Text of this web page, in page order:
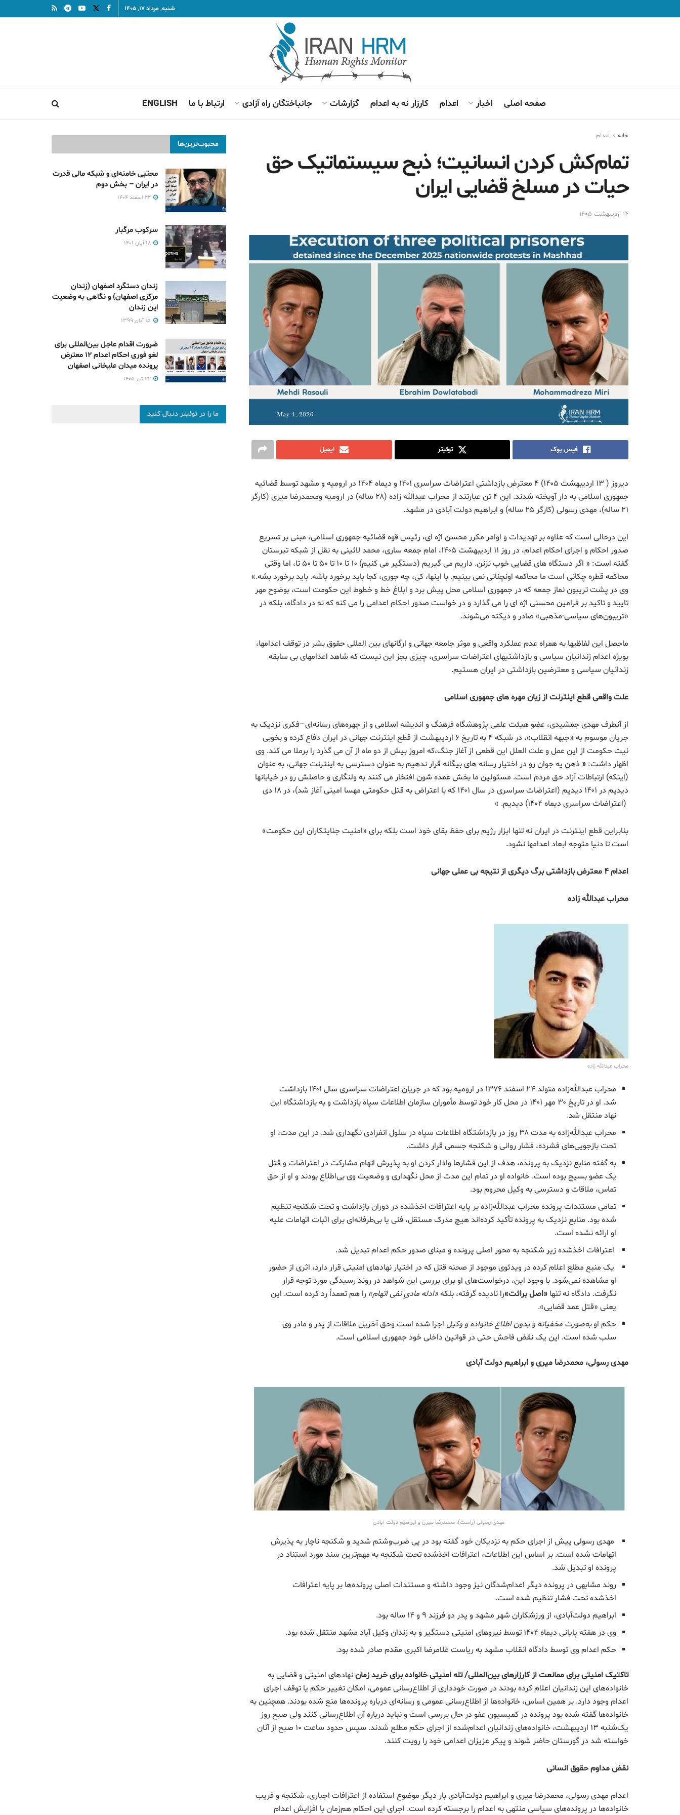
شنبه, مرداد ۱۷, ۱۴۰۵
صفحه اصلی اخبار اعدام کارزار نه به اعدام گزارشات جانباختگان راه آزادی ارتباط با ما ENGLISH
خانه اعدام
تمام‌کش کردن انسانیت؛ ذبح سیستماتیک حق
حیات در مسلخ قضایی ایران
۱۴ اردیبهشت ۱۴۰۵
فیس بوک توئیتر ایمیل
دیروز ( ۱۳ اردیبهشت ۱۴۰۵) ۴ معترض بازداشتی اعتراضات سراسری ۱۴۰۱ و دیماه ۱۴۰۴ در ارومیه و مشهد توسط قضائیه
جمهوری اسلامی به دار آویخته شدند. این ۴ تن عبارتند از محراب عبدالله زاده (۲۸ ساله) در ارومیه ومحمدرضا میری (کارگر
۲۱ ساله)، مهدی رسولی (کارگر ۲۵ ساله) و ابراهیم دولت آبادی در مشهد.
این درحالی است که علاوه بر تهدیدات و اوامر مکرر محسن اژه ای، رئیس قوه قضائیه جمهوری اسلامی، مبنی بر تسریع
صدور احکام و اجرای احکام اعدام، در روز ۱۱ اردیبهشت ۱۴۰۵، امام جمعه ساری، محمد لائینی به نقل از شبکه تبرستان
گفته است: « اگر دستگاه های قضایی خوب نزنن. داریم می گیریم (دستگیر می کنیم) ۱۰ تا ۱۰ تا ۵۰ تا ۵۰ تا، اما وقتی
محاکمه قطره چکانی است ما محاکمه اونچنانی نمی بینیم. با اینها، کی، چه جوری،‌ کجا باید برخورد باشه. باید برخورد بشه.»
وی در پشت تریبون نماز جمعه که در جمهوری اسلامی محل پیش برد و ابلاغ خط و خطوط این حکومت است، بوضوح مهر
تایید و تاکید بر فرامین محسنی اژه ای را می گذارد و در خواست صدور احکام اعدامی را می کنه که نه در دادگاه، بلکه در
«تریبون‌های سیاسی-مذهبی» صادر و دیکته می‌شوند.
ماحصل این لفاظیها به همراه عدم عملکرد واقعی و موثر جامعه جهانی و ارگانهای بین المللی حقوق بشر در توقف اعدامها،
بویژه اعدام زندانیان سیاسی و بازداشتیهای اعتراضات سراسری، چیزی بجز این نیست که شاهد اعدامهای بی سابقه
زندانیان سیاسی و معترضین بازداشتی در ایران هستیم.
علت واقعی قطع اینترنت از زبان مهره های جمهوری اسلامی
از آنطرف مهدی جمشیدی، عضو هیئت علمی پژوهشگاه فرهنگ و اندیشه اسلامی و از چهره‌های رسانه‌ای–فکری نزدیک به
جریان موسوم به «جبهه انقلاب»، در شبکه ۴ به تاریخ ۶ اردیبهشت از قطع اینترنت جهانی در ایران دفاع کرده و بخوبی
نیت حکومت از این عمل و علت العلل این قطعی از آغاز جنگ،که امروز بیش از دو ماه از آن می گذرد را برملا می کند. وی
اظهار داشت: « ذهن یه جوان رو در اختیار رسانه های بیگانه قرار ندهیم به عنوان دسترسی به اینترنت جهانی، به عنوان
(اینکه) ارتباطات آزاد حق مردم است. مسئولین ما بخش عمده شون افتخار می کنند به ولنگاری و حاصلش رو در خیابانها
دیدیم در ۱۴۰۱ دیدیم (اعتراضات سراسری در سال ۱۴۰۱ که با اعتراض به قتل حکومتی مهسا امینی آغاز شد)، در ۱۸ دی
(اعتراضات سراسری دیماه ۱۴۰۴) دیدیم. »
بنابراین قطع اینترنت در ایران نه تنها ابزار رژیم برای حفظ بقای خود است بلکه برای «امنیت جنایتکاران این حکومت»
است تا دنیا متوجه ابعاد اعدامها نشود.
اعدام ۴ معترض بازداشتی برگ دیگری از نتیجه بی عملی جهانی
محراب عبدالله زاده
محراب عبدالله زاده
محراب عبدالله‌زاده متولد ۲۴ اسفند ۱۳۷۶ در ارومیه بود که در جریان اعتراضات سراسری سال ۱۴۰۱ بازداشت
شد. او در تاریخ ۳۰ مهر ۱۴۰۱ در محل کار خود توسط مأموران سازمان اطلاعات سپاه بازداشت و به بازداشتگاه این
نهاد منتقل شد.
محراب عبدالله‌زاده به مدت ۳۸ روز در بازداشتگاه اطلاعات سپاه در سلول انفرادی نگهداری شد. در این مدت، او
تحت بازجویی‌های فشرده، فشار روانی و شکنجه جسمی قرار داشت.
به گفته منابع نزدیک به پرونده، هدف از این فشارها وادار کردن او به پذیرش اتهام مشارکت در اعتراضات و قتل
یک عضو بسیج بوده است. خانواده او در تمام این مدت از محل نگهداری و وضعیت وی بی‌اطلاع بودند و او از حق
تماس، ملاقات و دسترسی به وکیل محروم بود.
تمامی مستندات پرونده محراب عبدالله‌زاده بر پایه اعترافات اخذشده در دوران بازداشت و تحت شکنجه تنظیم
شده بود. منابع نزدیک به پرونده تأکید کرده‌اند هیچ مدرک مستقل، فنی یا بی‌طرفانه‌ای برای اثبات اتهامات علیه
او ارائه نشده است.
اعترافات اخذشده زیر شکنجه به محور اصلی پرونده و مبنای صدور حکم اعدام تبدیل شد.
یک منبع مطلع اعلام کرده در ویدئوی موجود از صحنه قتل که در اختیار نهادهای امنیتی قرار دارد، اثری از حضور
او مشاهده نمی‌شود. با وجود این، درخواست‌های او برای بررسی این شواهد در روند رسیدگی مورد توجه قرار
نگرفت. دادگاه نه تنها «اصل برائت»را نادیده گرفته، بلکه«ادله مادیِ نفی اتهام» را هم تعمداً رد کرده است. این
یعنی «قتل عمد قضایی».
حکم اوبه‌صورت مخفیانه و بدون اطلاع خانواده و وکیل اجرا شده است وحق آخرین ملاقات از پدر و مادر وی
سلب شده است. این یک نقض فاحش حتی در قوانین داخلی خود جمهوری اسلامی است.
مهدی رسولی، محمدرضا میری و ابراهیم دولت آبادی
مهدی رسولی (راست)، محمدرضا میری و ابراهیم دولت آبادی
مهدی رسولی پیش از اجرای حکم به نزدیکان خود گفته بود در پی ضرب‌وشتم شدید و شکنجه ناچار به پذیرش
اتهامات شده است. بر اساس این اطلاعات، اعترافات اخذشده تحت شکنجه به مهم‌ترین سند مورد استناد در
پرونده او تبدیل شد.
روند مشابهی در پرونده دیگر اعدام‌شدگان نیز وجود داشته و مستندات اصلی پرونده‌ها بر پایه اعترافات
اخذشده تحت فشار تنظیم شده است.
ابراهیم دولت‌آبادی، از ورزشکاران شهر مشهد و پدر دو فرزند ۹ و ۱۴ ساله بود.
وی در هفته پایانی دیماه ۱۴۰۴ توسط نیروهای امنیتی دستگیر و به زندان وکیل آباد مشهد منتقل شده بود.
حکم اعدام وی توسط دادگاه انقلاب مشهد به ریاست غلامرضا اکبری مقدم صادر شده بود.
تاکتیک امنیتی برای ممانعت از کارزارهای بین‌المللی/ تله امنیتیخانوادهبرای خرید زماننهادهای امنیتی و قضایی به
خانواده‌های این زندانیان اعلام کرده بودند در صورت خودداری از اطلاع‌رسانی عمومی، امکان تغییر حکم یا توقف اجرای
اعدام وجود دارد. بر همین اساس، خانواده‌ها از اطلاع‌رسانی عمومی و رسانه‌ای درباره پرونده‌ها منع شده بودند. همچنین به
خانواده‌ها گفته شده بود پرونده در کمیسیون عفو در حال بررسی است و نباید درباره آن اطلاع‌رسانی کنند ولی صبح روز
یک‌شنبه ۱۳ اردیبهشت، خانواده‌های زندانیان اعدام‌شده از اجرای حکم مطلع شدند. سپس حدود ساعت ۱۰ صبح از آنان
خواسته شد در گورستان حاضر شوند و پیکر عزیزان اعدامی خود را رویت کنند.
نقض مداوم حقوق انسانی
اعدام مهدی رسولی، محمدرضا میری و ابراهیم دولت‌آبادی بار دیگر موضوع استفاده از اعترافات اجباری، شکنجه و فریب
خانواده‌ها در پرونده‌های سیاسی منتهی به اعدام را برجسته کرده است. اجرای این احکام هم‌زمان با افزایش اعدام
محبوب‌ترین‌ها
مجتبی خامنه‌ای و شبکه مالی قدرت
در ایران – بخش دوم
سرکوب مرگبار
زندان دستگرد اصفهان (زندان
مرکزی اصفهان) و نگاهی به وضعیت
این زندان
ضرورت اقدام عاجل بین‌المللی برای
لغو فوری احکام اعدام ۱۲ معترض
پرونده میدان علیخانی اصفهان
ما را در توئیتر دنبال کنید